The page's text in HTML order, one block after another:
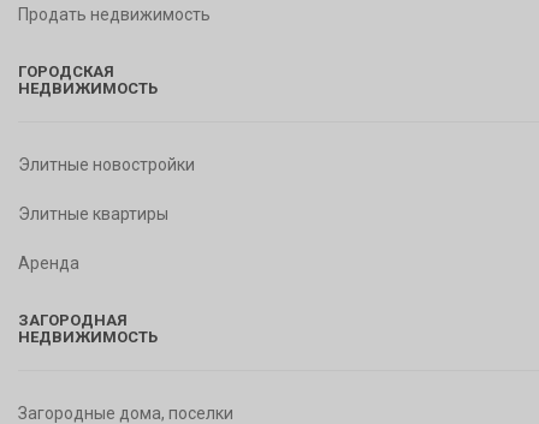
Продать недвижимость
ГОРОДСКАЯ
НЕДВИЖИМОСТЬ
Элитные новостройки
Элитные квартиры
Аренда
ЗАГОРОДНАЯ
НЕДВИЖИМОСТЬ
Загородные дома, поселки